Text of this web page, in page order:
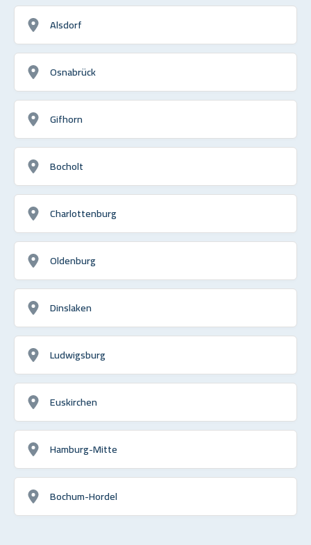
Alsdorf
Osnabrück
Gifhorn
Bocholt
Charlottenburg
Oldenburg
Dinslaken
Ludwigsburg
Euskirchen
Hamburg-Mitte
Bochum-Hordel